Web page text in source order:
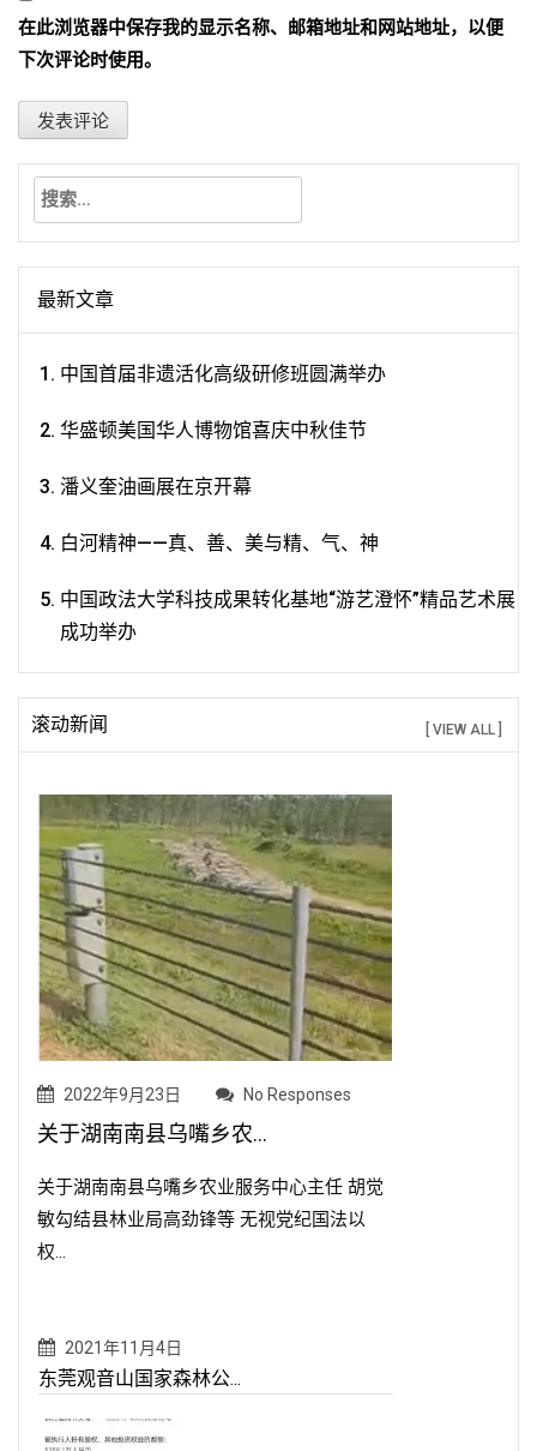
在此浏览器中保存我的显示名称、邮箱地址和网站地址，以便
下次评论时使用。
搜
索：
最新文章
中国首届非遗活化高级研修班圆满举办
华盛顿美国华人博物馆喜庆中秋佳节
潘义奎油画展在京开幕
白河精神——真、善、美与精、气、神
中国政法大学科技成果转化基地“游艺澄怀”精品艺术展
成功举办
滚动新闻 [ VIEW ALL ]
2022年9月23日 No Responses
关于湖南南县乌嘴乡农...
关于湖南南县乌嘴乡农业服务中心主任 胡觉
敏勾结县林业局高劲锋等 无视党纪国法以
权...
2021年11月4日
东莞观音山国家森林公...